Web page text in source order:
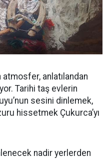
atmosfer, anlatılandan
Tarihi taş evlerin
sesini dinlemek,
hissetmek Çukurca’yı
nadir yerlerden